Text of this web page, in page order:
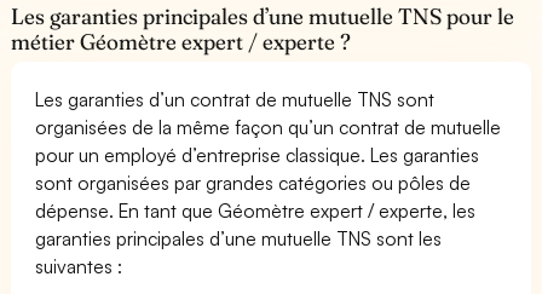
Les garanties principales d’une mutuelle TNS pour le
métier Géomètre expert / experte ?
Les garanties d’un contrat de mutuelle TNS sont
organisées de la même façon qu’un contrat de mutuelle
pour un employé d’entreprise classique. Les garanties
sont organisées par grandes catégories ou pôles de
dépense. En tant que Géomètre expert / experte, les
garanties principales d’une mutuelle TNS sont les
suivantes :